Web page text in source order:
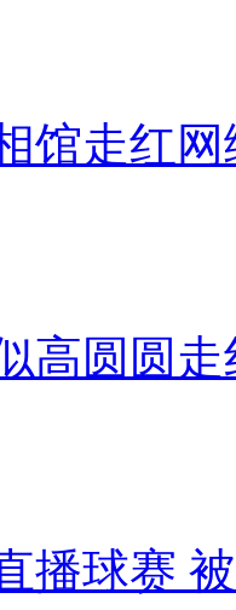
馆走红网
高圆圆走
播球赛